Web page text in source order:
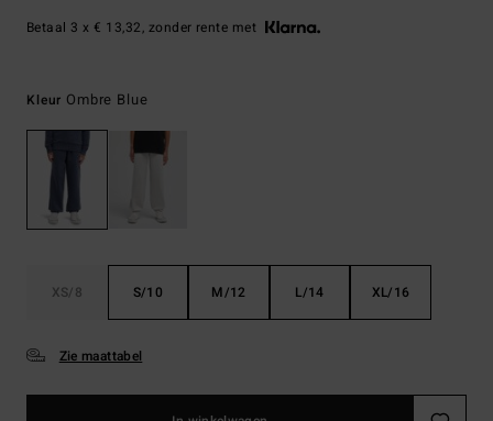
Betaal 3 x € 13,32, zonder rente met
Kleur Ombre Blue
XS/8 S/10 M/12 L/14 XL/16
Zie maattabel